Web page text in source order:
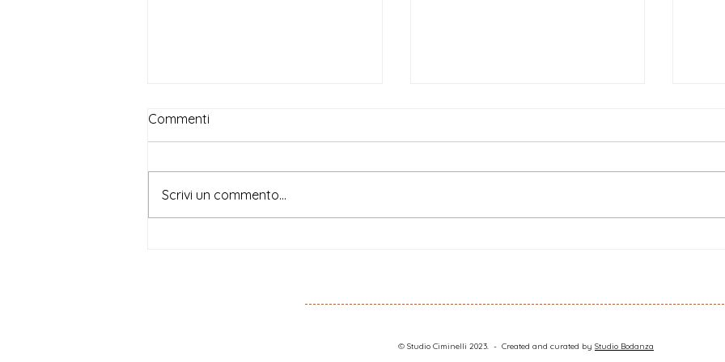
Commenti
Scrivi un commento...
© Studio Ciminelli 2023. - Created and curated by Studio Bodanza